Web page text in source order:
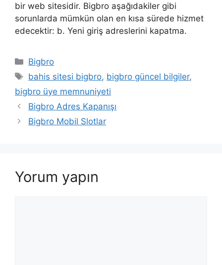
bir web sitesidir. Bigbro aşağıdakiler gibi
sorunlarda mümkün olan en kısa sürede hizmet
edecektir: b. Yeni giriş adreslerini kapatma.
Kategoriler
Bigbro
Etiketler
bahis sitesi bigbro, bigbro güncel bilgiler,
bigbro üye memnuniyeti
Bigbro Adres Kapanışı
Bigbro Mobil Slotlar
Yorum yapın